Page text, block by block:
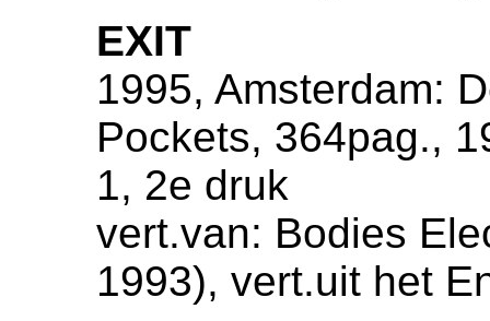
EXIT
1995, Amsterdam:
Pockets, 364pag.,
1, 2e druk
vert.van: Bodies
1993), vert.uit het